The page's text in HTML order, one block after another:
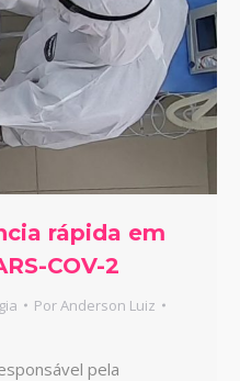
rápida em
COV-2
PorAnderson Luiz
pela